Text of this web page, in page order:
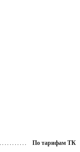
По тарифам ТК